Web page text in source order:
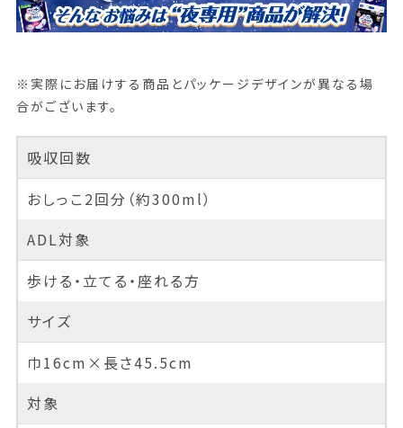
※実際にお届けする商品とパッケージデザインが異なる場
合がございます。
吸収回数
おしっこ2回分（約300ml）
ADL対象
歩ける・立てる・座れる方
サイズ
巾16cm×長さ45.5cm
対象